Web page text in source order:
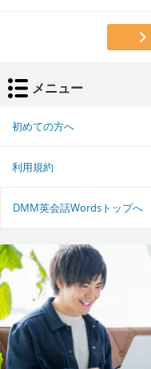
メニュー
初めての方へ
利用規約
DMM英会話Wordsトップへ